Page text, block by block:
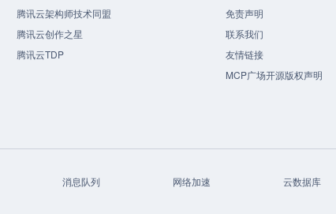
腾讯云架构师技术同盟
腾讯云创作之星
腾讯云TDP
免责声明
联系我们
友情链接
MCP广场开源版权声明
消息队列 网络加速 云数据库